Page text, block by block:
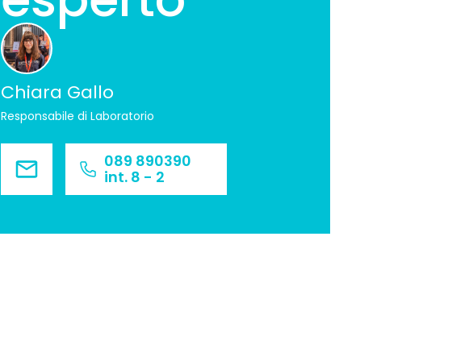
Chiara Gallo
Responsabile di Laboratorio
089 890390
int. 8 - 2
8 - 2